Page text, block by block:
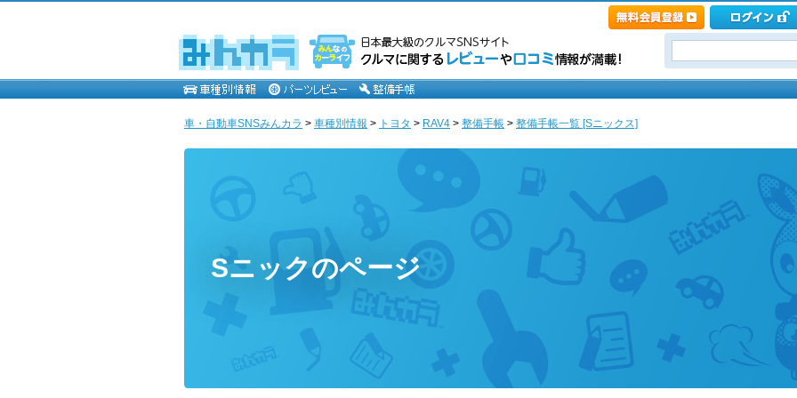
車・自動車SNSみんカラ > 車種別情報 > トヨタ > RAV4 > 整備手帳 > 整備手帳一覧 [Sニックス]
Sニックのページ